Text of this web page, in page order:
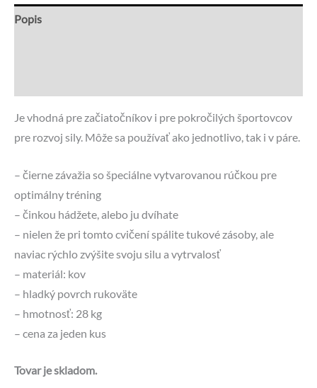
Popis
Je vhodná pre začiatočníkov i pre pokročilých športovcov
pre rozvoj sily. Môže sa používať ako jednotlivo, tak i v páre.
– čierne závažia so špeciálne vytvarovanou rúčkou pre
optimálny tréning
– činkou hádžete, alebo ju dvíhate
– nielen že pri tomto cvičení spálite tukové zásoby, ale
naviac rýchlo zvýšite svoju silu a vytrvalosť
– materiál: kov
– hladký povrch rukoväte
– hmotnosť: 28 kg
– cena za jeden kus
Tovar je skladom.